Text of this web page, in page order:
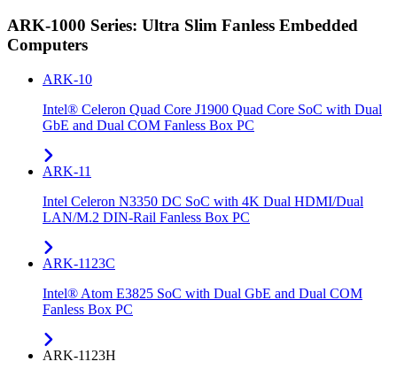
ARK-1000 Series: Ultra Slim Fanless Embedded
Computers
ARK-10
Intel® Celeron Quad Core J1900 Quad Core SoC with Dual
GbE and Dual COM Fanless Box PC
ARK-11
Intel Celeron N3350 DC SoC with 4K Dual HDMI/Dual
LAN/M.2 DIN-Rail Fanless Box PC
ARK-1123C
Intel® Atom E3825 SoC with Dual GbE and Dual COM
Fanless Box PC
ARK-1123H